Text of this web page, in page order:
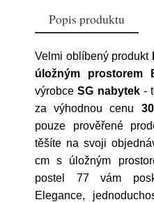
Popis produktu
Velmi oblíbený produkt
úložným prostorem
výrobceSG nabytek-
za výhodnou cenu
pouze prověřené
těšíte na svoji
cm s úložným
postel 77 vám
Elegance,